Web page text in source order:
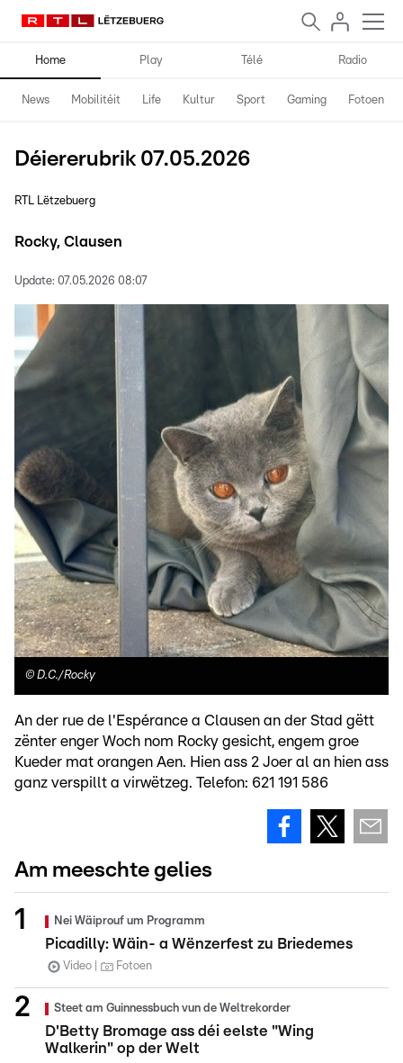
Home Play Télé Radio
News Mobilitéit Life Kultur Sport Gaming Fotoen
Déiererubrik 07.05.2026
RTL Lëtzebuerg
Rocky, Clausen
Update: 07.05.2026 08:07
© D.C./Rocky
An der rue de l'Espérance a Clausen an der Stad gëtt
zënter enger Woch nom Rocky gesicht, engem groe
Kueder mat orangen Aen. Hien ass 2 Joer al an hien ass
ganz verspillt a virwëtzeg. Telefon: 621 191 586
Am meeschte gelies
Nei Wäiprouf um Programm
Picadilly: Wäin- a Wënzerfest zu Briedemes
Video Fotoen
Steet am Guinnessbuch vun de Weltrekorder
D'Betty Bromage ass déi eelste "Wing
Walkerin" op der Welt